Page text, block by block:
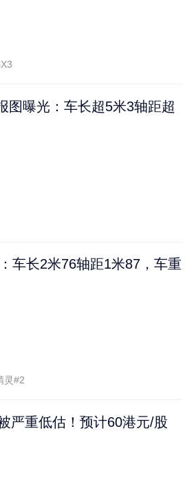
图曝光：车长超5米3轴距超
车长2米76轴距1米87，车重
灵#2
严重低估！预计60港元/股